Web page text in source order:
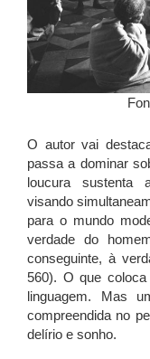
O autor vai
passa a dominar
loucura sustenta
visando
para o mundo
verdade do
conseguinte, à
560). O que
linguagem. Mas
compreendida no
delírio e sonho.